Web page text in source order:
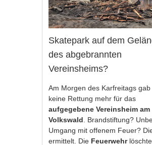
Skatepark auf dem
des abgebrannten
Vereinsheims?
Am Morgen des Karfreitags gab
keine Rettung mehr für das
aufgegebene Vereinsheim am
Volkswald. Brandstiftung?
Umgang mit offenem Feuer?
ermittelt. Die Feuerwehr